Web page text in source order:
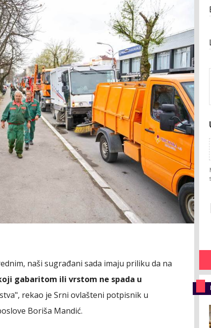
naši sugrađani sada imaju priliku da na
gabaritom ili vrstom ne spada u
rekao je Srni ovlašteni potpisnik u
Boriša Mandić.